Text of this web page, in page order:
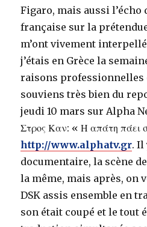
Figaro, mais aussi l’écho
française sur la
m’ont vivement
j’étais en Grèce la
raisons professionnelles
souviens très bien du
jeudi 10 mars sur Alpha
Στρος Καν: « Η απάτη πάει
http://www.alphatv.gr. Il
documentaire, la scène
la même, mais après, on
DSK assis ensemble en
son était coupé et le tout